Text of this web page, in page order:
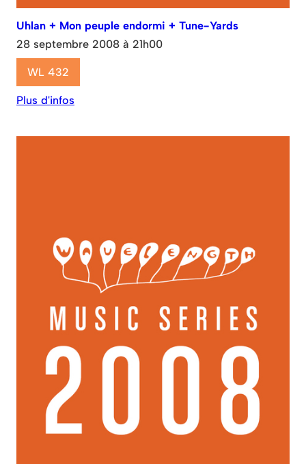
Uhlan + Mon peuple endormi + Tune-Yards
28 septembre 2008 à 21h00
WL 432
Plus d'infos